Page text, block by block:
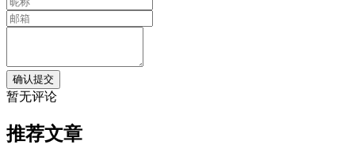
暂无评论
推荐文章